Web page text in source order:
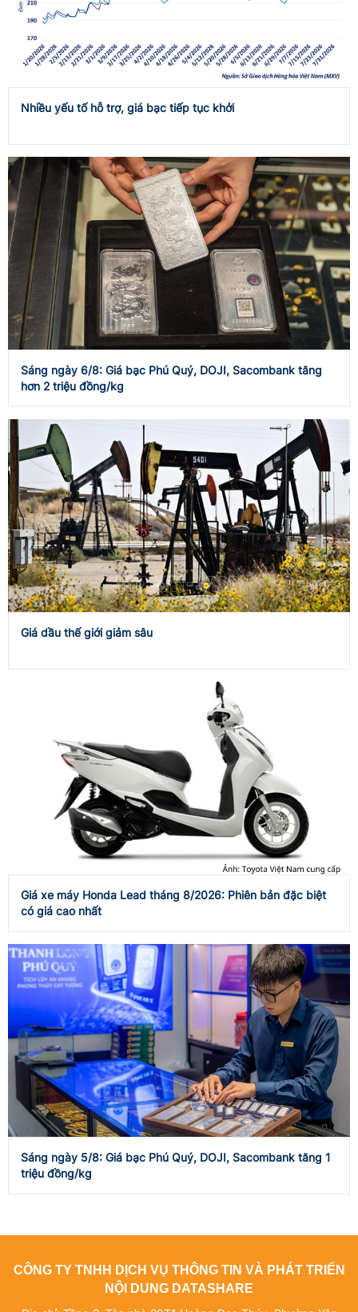
Nhiều yếu tố hỗ trợ, giá bạc tiếp tục khởi
Sáng ngày 6/8: Giá bạc Phú Quý, DOJI, Sacombank tăng
hơn 2 triệu đồng/kg
Giá dầu thế giới giảm sâu
Giá xe máy Honda Lead tháng 8/2026: Phiên bản đặc biệt
có giá cao nhất
Sáng ngày 5/8: Giá bạc Phú Quý, DOJI, Sacombank tăng 1
triệu đồng/kg
CÔNG TY TNHH DỊCH VỤ THÔNG TIN VÀ PHÁT TRIỂN
NỘI DUNG DATASHARE